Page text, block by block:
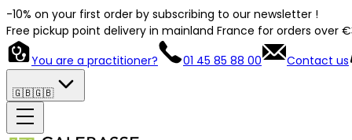
-10% on your first order by subscribing to our newsletter !
Free pickup point delivery in mainland France for orders over
You are a practitioner?
01 45 85 88 00 Contact us
🇬🇧🇬🇧